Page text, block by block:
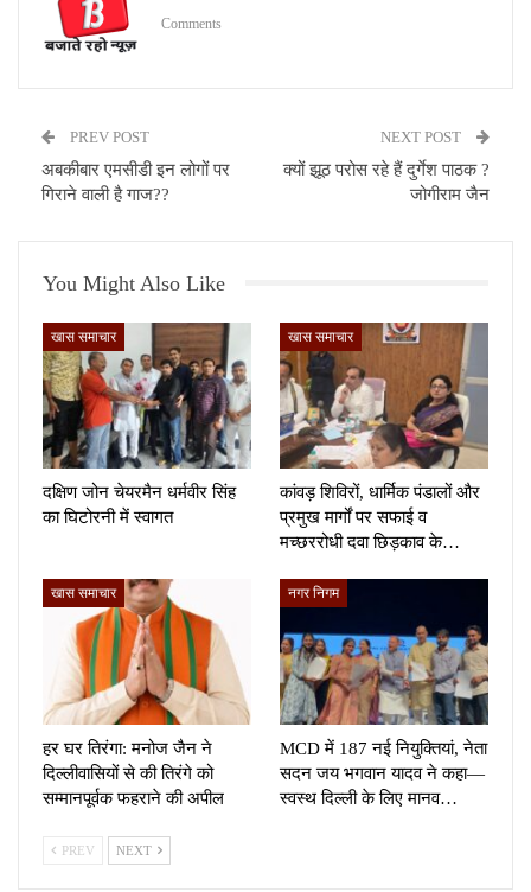
Comments
PREV POST
अबकीबार एमसीडी इन लोगों पर
गिराने वाली है गाज??
NEXT POST
क्यों झूठ परोस रहे हैं दुर्गेश पाठक ?
जोगीराम जैन
You Might Also Like
खास समाचार
दक्षिण जोन चेयरमैन धर्मवीर सिंह
का घिटोरनी में स्वागत
खास समाचार
कांवड़ शिविरों, धार्मिक पंडालों और
प्रमुख मार्गों पर सफाई व
मच्छररोधी दवा छिड़काव के…
खास समाचार
हर घर तिरंगा: मनोज जैन ने
दिल्लीवासियों से की तिरंगे को
सम्मानपूर्वक फहराने की अपील
नगर निगम
MCD में 187 नई नियुक्तियां, नेता
सदन जय भगवान यादव ने कहा—
स्वस्थ दिल्ली के लिए मानव…
PREV NEXT